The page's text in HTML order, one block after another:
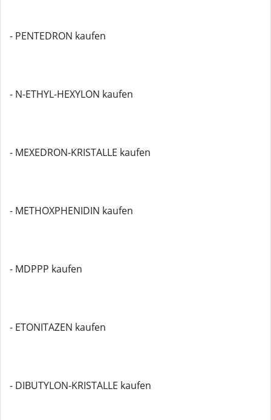
- PENTEDRON kaufen
- N-ETHYL-HEXYLON kaufen
- MEXEDRON-KRISTALLE kaufen
- METHOXPHENIDIN kaufen
- MDPPP kaufen
- ETONITAZEN kaufen
- DIBUTYLON-KRISTALLE kaufen